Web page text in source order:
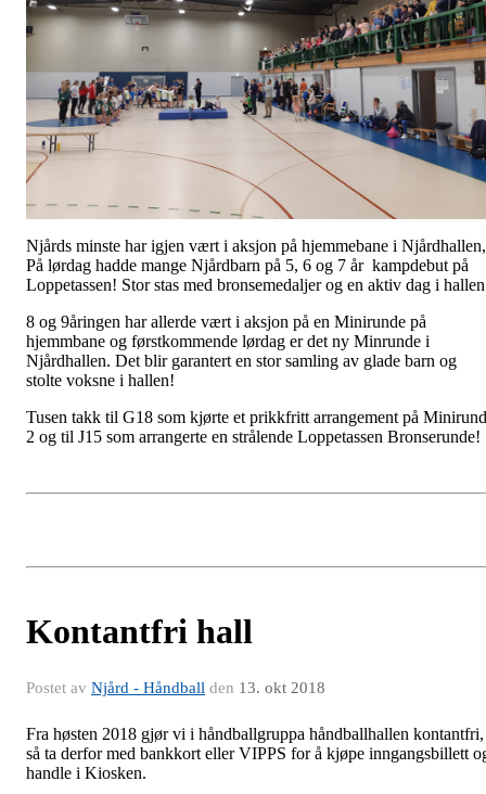
Njårds minste har igjen vært i aksjon på hjemmebane i
På lørdag hadde mange Njårdbarn på 5, 6 og 7 år kampdebut på
Loppetassen! Stor stas med bronsemedaljer og en aktiv dag i
8 og 9åringen har allerde vært i aksjon på en Minirunde på
hjemmbane og førstkommende lørdag er det ny Minrunde i
Njårdhallen. Det blir garantert en stor samling av glade barn og
stolte voksne i hallen!
Tusen takk til G18 som kjørte et prikkfritt arrangement på
2 og til J15 som arrangerte en strålende Loppetassen Bronserunde!
Kontantfri hall
Postet av Njård - Håndball den 13. okt 2018
Fra høsten 2018 gjør vi i håndballgruppa håndballhallen kontantfri,
så ta derfor med bankkort eller VIPPS for å kjøpe inngangsbillett
handle i Kiosken.